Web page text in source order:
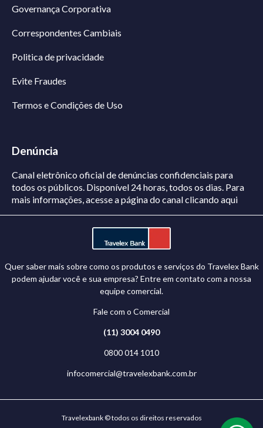
Governança Corporativa
Correspondentes Cambiais
Politica de privacidade
Evite Fraudes
Termos e Condições de Uso
Denúncia
Canal eletrônico oficial de denúncias confidenciais para
todos os públicos. Disponível 24 horas, todos os dias. Para
mais informações, acesse a página do canalclicando aqui
Quer saber mais sobre como os produtos e serviços do Travelex Bank
podem ajudar você e sua empresa? Entre em contato com a nossa
equipe comercial.
Fale com o Comercial
(11) 3004 0490
0800 014 1010
infocomercial@travelexbank.com.br
Travelexbank © todos os direitos reservados